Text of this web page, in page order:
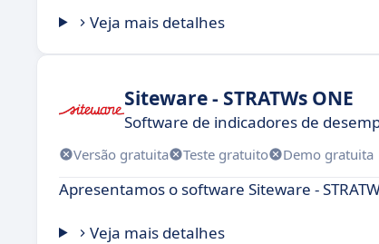
Veja mais detalhes
Siteware - STRATWs ONE
Software de indicadores de
Versão gratuita Teste gratuito Demo gratuita
Apresentamos o software Siteware -
Veja mais detalhes